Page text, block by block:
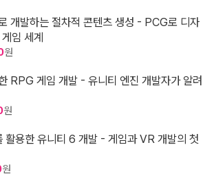
개발하는 절차적 콘텐츠 생성 - PCG로 디자
임 세계
원
RPG 게임 개발 - 유니티 엔진 개발자가 알려
원
활용한 유니티 6 개발 - 게임과 VR 개발의 첫
원